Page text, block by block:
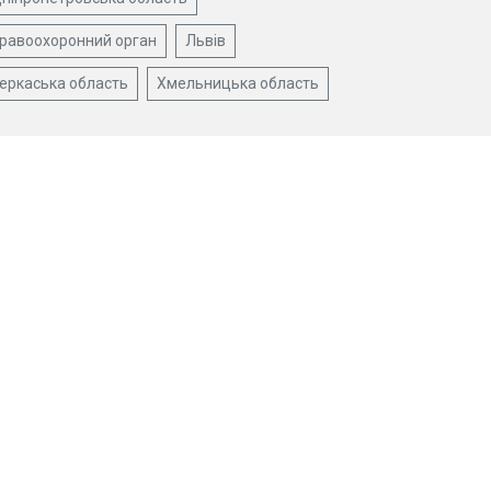
орган Львів
область Хмельницька область